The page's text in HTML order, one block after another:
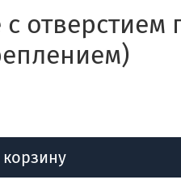
отверстием
корзину